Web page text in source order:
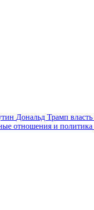
Дональд Трамп власть
отношения и политика